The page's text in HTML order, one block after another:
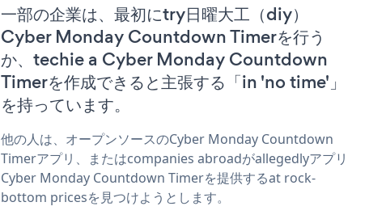
一部の企業は、最初にtry日曜大工（diy）
Cyber Monday Countdown Timerを行う
か、techie a Cyber Monday Countdown
Timerを作成できると主張する「in 'no time'」
を持っています。
他の人は、オープンソースのCyber Monday Countdown
Timerアプリ、またはcompanies abroadがallegedlyアプリ
Cyber Monday Countdown Timerを提供するat rock-
bottom pricesを見つけようとします。